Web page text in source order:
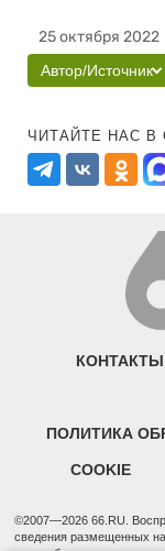
25 октября 2022
Автор/Источник
ЧИТАЙТЕ НАС В
КОНТАКТЫ
ПОЛИТИКА
COOKIE
©2007—2026 66.RU.
сведения размещенных